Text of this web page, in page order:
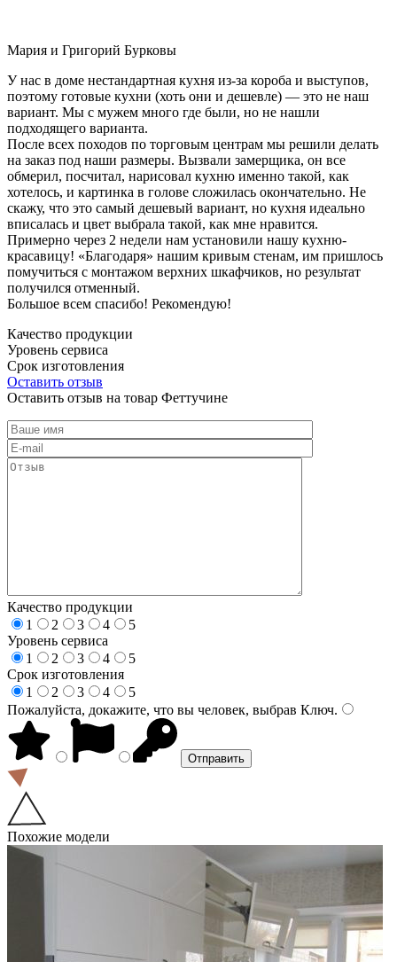
Мария и Григорий Бурковы
У нас в доме нестандартная кухня из-за короба и выступов,
поэтому готовые кухни (хоть они и дешевле) — это не наш
вариант. Мы с мужем много где были, но не нашли
подходящего варианта.
После всех походов по торговым центрам мы решили делать
на заказ под наши размеры. Вызвали замерщика, он все
обмерил, посчитал, нарисовал кухню именно такой, как
хотелось, и картинка в голове сложилась окончательно. Не
скажу, что это самый дешевый вариант, но кухня идеально
вписалась и цвет выбрала такой, как мне нравится.
Примерно через 2 недели нам установили нашу кухню-
красавицу! «Благодаря» нашим кривым стенам, им пришлось
помучиться с монтажом верхних шкафчиков, но результат
получился отменный.
Большое всем спасибо! Рекомендую!
Качество продукции
Уровень сервиса
Срок изготовления
Оставить отзыв
Оставить отзыв на товар Феттучине
Качество продукции
1
2 3 4
5
Уровень сервиса
1
2 3 4
5
Срок изготовления
1
2 3 4
5
Пожалуйста, докажите, что вы человек, выбрав Ключ.
Похожие модели